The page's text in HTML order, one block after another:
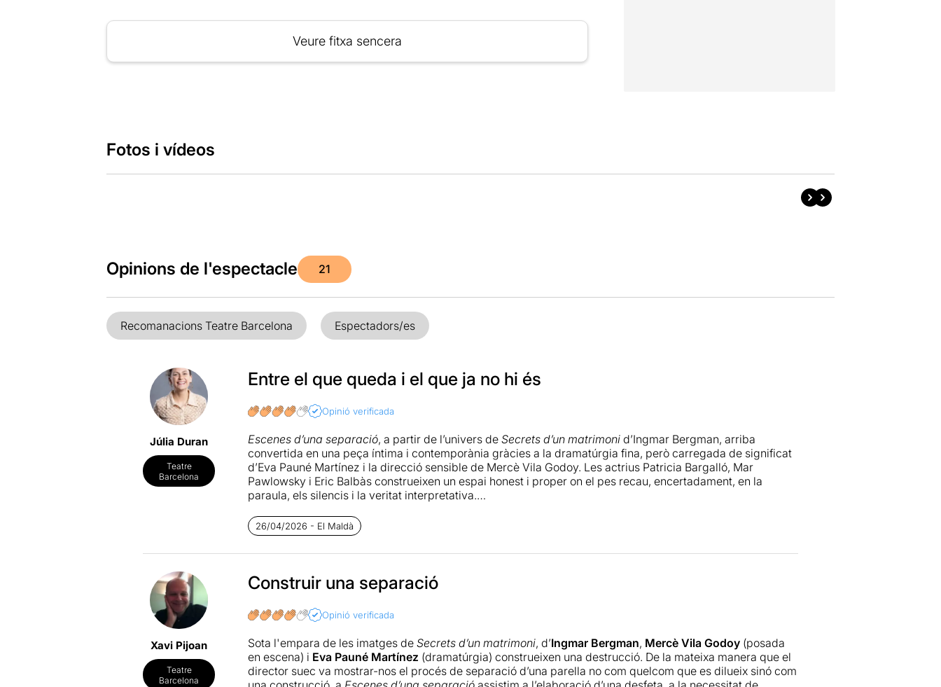
Veure fitxa sencera
Fotos i vídeos
Opinions de l'espectacle 21
Recomanacions Teatre Barcelona Espectadors/es
Júlia Duran
Teatre
Barcelona
Entre el que queda i el que ja no hi és
Opinió verificada
Escenes d’una separació, a partir de l’univers de Secrets d’un matrimonid’Ingmar Bergman, arriba
convertida en una peça íntima i contemporània gràcies a la dramatúrgia fina, però carregada de significat
d’Eva Pauné Martínez i la direcció sensible de Mercè Vila Godoy. Les actrius Patricia Bargalló, Mar
Pawlowsky i Eric Balbàs construeixen un espai honest i proper on el pes recau, encertadament, en la
paraula, els silencis i la veritat interpretativa.
El text ha sabut captar ben bé l’essència de les relacions que es trenquen, però també de tot allò que,
malgrat la ruptura, continua latent. Té moments d’una intensitat interpretativa i d’una força emocional que
inevitablement commouen.
Les dues intèrprets desprenen una química tan real i orgànica que en cada parlament i en cada silenci s’hi
endevina una història compartida, una vida en comú que pesa i alhora sosté tot el relat.
Expliquen allò que s’ha explicat tantes vegades —una separació—, però ho fan d’una manera tan natural,
tan contemporània i tan autèntica que val la pena deixar-s’hi portar. Fugint dels tòpics i del conflicte fàcil,
construeixen un retrat honest, delicat i profundament humà de la complexitat d’una relació de parella quan
canvia de forma.
26/04/2026 - El Maldà
Xavi Pijoan
Teatre
Barcelona
Construir una separació
Opinió verificada
Sota l'empara de les imatges de Secrets d’un matrimoni, d’Ingmar Bergman, Mercè Vila Godoy(posada
en escena) i Eva Pauné Martínez (dramatúrgia) construeixen una destrucció. De la mateixa manera que el
director suec va mostrar-nos el procés de separació d’una parella no com quelcom que es dilueix sinó com